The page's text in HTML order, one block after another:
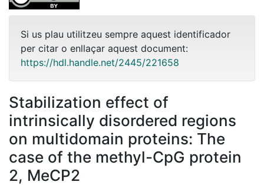
Si us plau utilitzeu sempre aquest identificador
per citar o enllaçar aquest document:
https://hdl.handle.net/2445/221658
Stabilization effect of
intrinsically disordered regions
on multidomain proteins: The
case of the methyl-CpG protein
2, MeCP2